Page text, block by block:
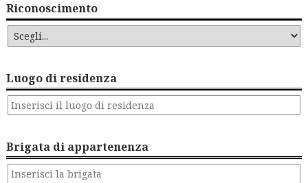
Riconoscimento
Luogo di residenza
Brigata di appartenenza